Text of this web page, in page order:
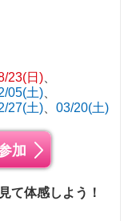
23(日)
05(土)
27(土) 03/20(土)
加
て体感しよう！